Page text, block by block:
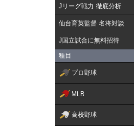
Jリーグ戦力 徹底分析
仙台育英監督 名将対談
J国立試合に無料招待
種目
プロ野球
MLB
高校野球